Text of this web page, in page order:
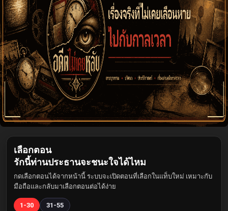
เลือกตอน
รักนี้ท่านประธานจะชนะใจได้ไหม
กดเลือกตอนได้จากหน้านี้ ระบบจะเปิดตอนที่เลือกในแท็บใหม่ เหมาะกับ
มือถือและกลับมาเลือกตอนต่อได้ง่าย
1-30 31-55